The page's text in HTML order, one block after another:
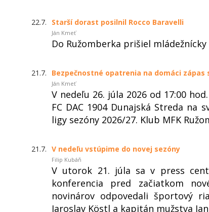
22.7. Starší dorast posilnil Rocco Baravelli
Ján Kmeť
Do Ružomberka prišiel
21.7. Bezpečnostné opatrenia na domáci zápas
Ján Kmeť
V nedeľu 26. júla 2026 od 17:00
FC DAC 1904 Dunajská Streda
ligy sezóny 2026/27. Klub MFK
21.7. V nedeľu vstúpime do novej sezóny
Filip Kubáň
V utorok 21. júla sa v press
konferencia pred začiatkom
novinárov odpovedali športový
Jaroslav Köstl a kapitán mužstva